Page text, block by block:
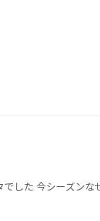
した 今シーズン